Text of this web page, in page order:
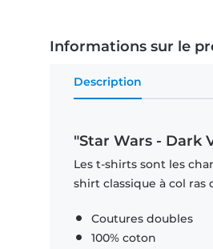
Informations sur le
Description
"Star Wars - Dark
Les t-shirts sont les
shirt classique à col ras
Coutures doubles
100% coton